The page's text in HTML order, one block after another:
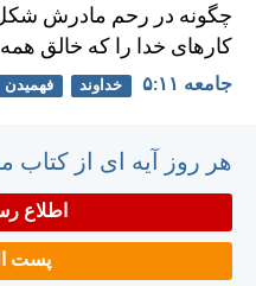
چگونه در رحم مادرش
كارهای خدا را كه خالق
جامعه ۱۱:‏۵ خداوند فهمیدن
هر روز آیه ای از کتاب
اطلاع
پست